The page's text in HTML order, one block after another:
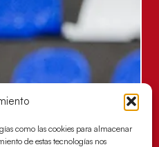
como las cookies para almacenar
de estas tecnologías nos